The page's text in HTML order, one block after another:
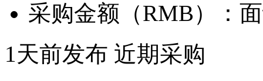
采购金额（RMB）：
1天前发布 近期采购